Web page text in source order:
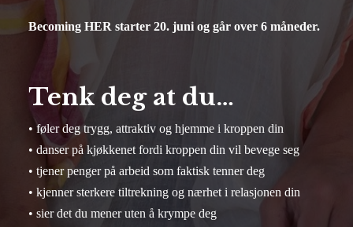
Becoming HER starter 20. juni og går over 6 måneder.
Tenk deg at du…
• føler deg trygg, attraktiv og hjemme i kroppen din
• danser på kjøkkenet fordi kroppen din vil bevege seg
• tjener penger på arbeid som faktisk tenner deg
• kjenner sterkere tiltrekning og nærhet i relasjonen din
• sier det du mener uten å krympe deg